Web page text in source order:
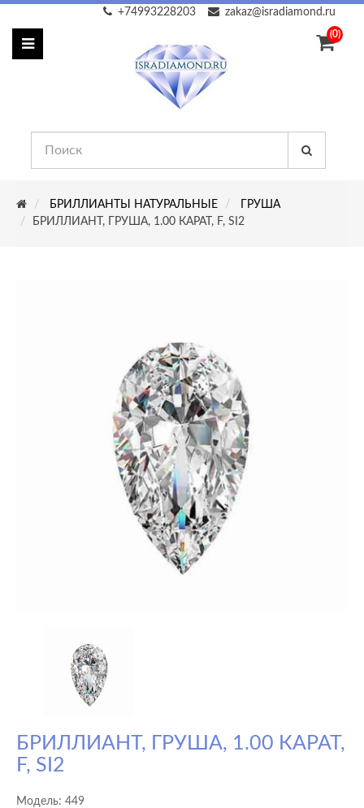
zakaz@isradiamond.ru
+74993228203
(0)
БРИЛЛИАНТЫ НАТУРАЛЬНЫЕ
ГРУША
БРИЛЛИАНТ, ГРУША, 1.00 КАРАТ, F, SI2
БРИЛЛИАНТ, ГРУША, 1.00 КАРАТ,
F, SI2
Модель: 449